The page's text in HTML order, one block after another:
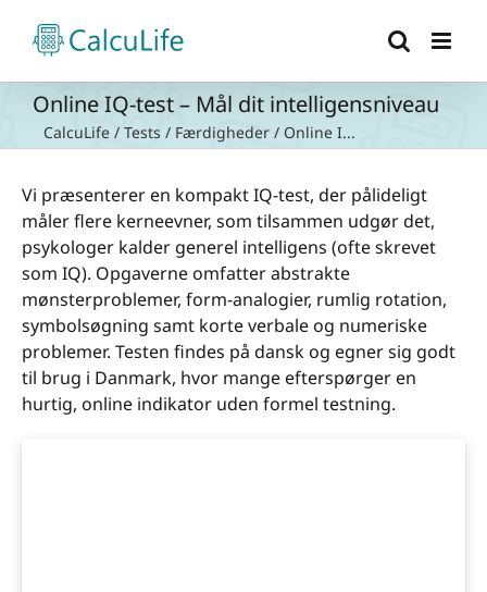
content
Online IQ-test – Mål dit intelligensniveau
CalcuLife / Tests / Færdigheder / Online I...
Vi præsenterer en kompakt IQ-test, der pålideligt
måler flere kerneevner, som tilsammen udgør det,
psykologer kalder generel intelligens (ofte skrevet
som IQ). Opgaverne omfatter abstrakte
mønsterproblemer, form-analogier, rumlig rotation,
symbolsøgning samt korte verbale og numeriske
problemer. Testen findes på dansk og egner sig godt
til brug i Danmark, hvor mange efterspørger en
hurtig, online indikator uden formel testning.